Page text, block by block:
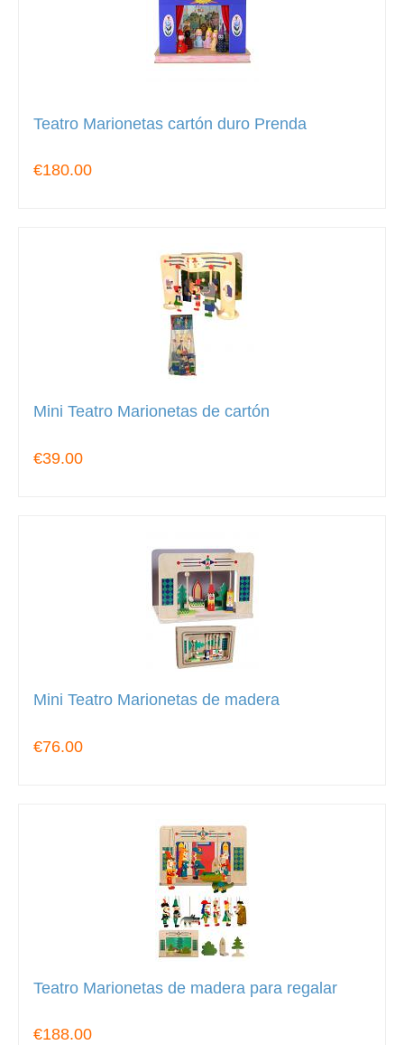
Teatro Marionetas cartón duro Prenda
€180.00
Mini Teatro Marionetas de cartón
€39.00
Mini Teatro Marionetas de madera
€76.00
Teatro Marionetas de madera para regalar
€188.00